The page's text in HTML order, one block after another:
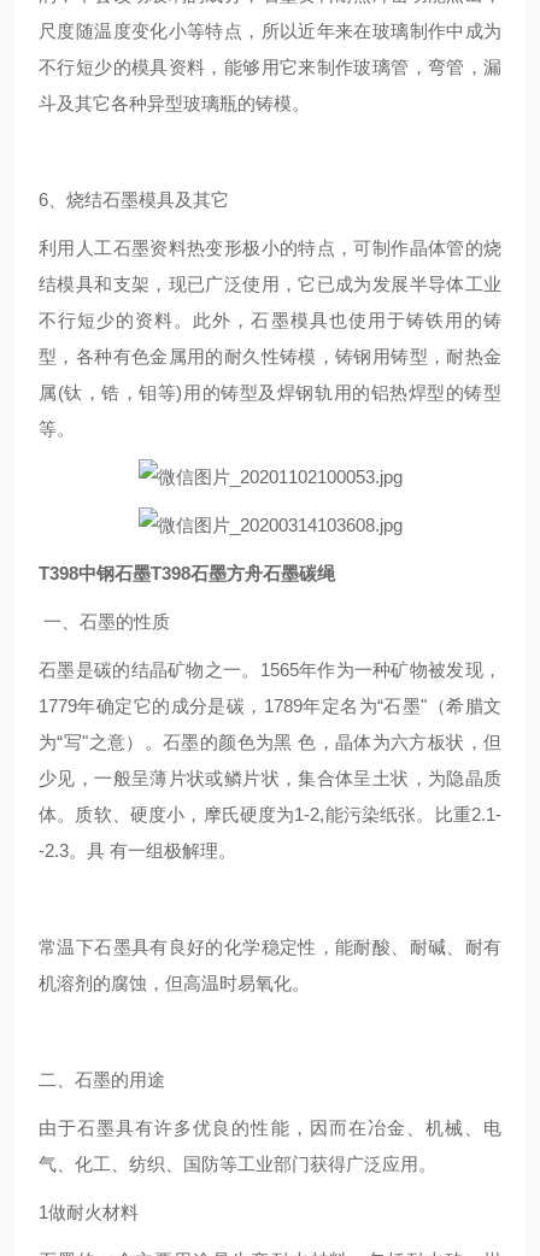
尺度随温度变化小等特点，所以近年来在玻璃制作中成为
不行短少的模具资料，能够用它来制作玻璃管，弯管，漏
斗及其它各种异型玻璃瓶的铸模。
6、烧结石墨模具及其它
利用人工石墨资料热变形极小的特点，可制作晶体管的烧
结模具和支架，现已广泛使用，它已成为发展半导体工业
不行短少的资料。此外，石墨模具也使用于铸铁用的铸
型，各种有色金属用的耐久性铸模，铸钢用铸型，耐热金
属(钛，锆，钼等)用的铸型及焊钢轨用的铝热焊型的铸型
等。
T398中钢石墨T398石墨方舟石墨碳绳
一、石墨的性质
石墨是碳的结晶矿物之一。1565年作为一种矿物被发现，
1779年确定它的成分是碳，1789年定名为“石墨"（希腊文
为“写"之意）。石墨的颜色为黑 色，晶体为六方板状，但
少见，一般呈薄片状或鳞片状，集合体呈土状，为隐晶质
体。质软、硬度小，摩氏硬度为1-2,能污染纸张。比重2.1-
-2.3。具 有一组极解理。
常温下石墨具有良好的化学稳定性，能耐酸、耐碱、耐有
机溶剂的腐蚀，但高温时易氧化。
二、石墨的用途
由于石墨具有许多优良的性能，因而在冶金、机械、电
气、化工、纺织、国防等工业部门获得广泛应用。
1做耐火材料